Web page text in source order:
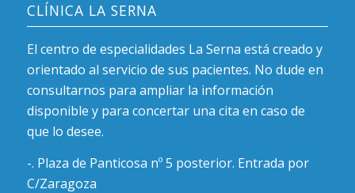
CLÍNICA LA SERNA
El centro de especialidades La Serna está creado y
orientado al servicio de sus pacientes. No dude en
consultarnos para ampliar la información
disponible y para concertar una cita en caso de
que lo desee.
-. Plaza de Panticosa nº 5 posterior. Entrada por
C/Zaragoza